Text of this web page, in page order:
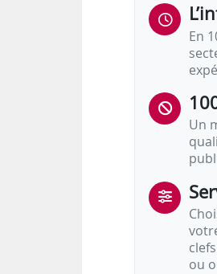
En
Un
ou